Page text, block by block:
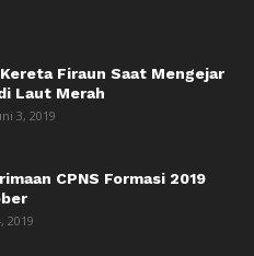
Firaun Saat Mengejar
Laut Merah
3, 2019
CPNS Formasi 2019
2019